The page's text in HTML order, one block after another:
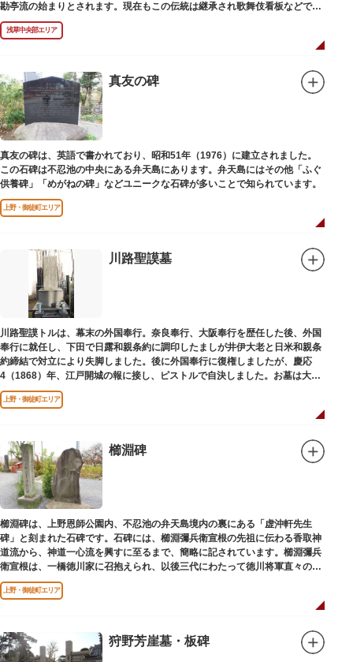
勘亭流の始まりとされます。現在もこの伝統は継承され歌舞伎看板などで使
われています。 お墓は清光寺（せいこうじ）境内にあります。
浅草中央部エリア
真友の碑
真友の碑は、英語で書かれており、昭和51年（1976）に建立されました。
この石碑は不忍池の中央にある弁天島にあります。弁天島にはその他「ふぐ
供養碑」「めがねの碑」などユニークな石碑が多いことで知られています。
上野・御徒町エリア
川路聖謨墓
川路聖謨トルは、幕末の外国奉行。奈良奉行、大阪奉行を歴任した後、外国
奉行に就任し、下田で日露和親条約に調印したましが井伊大老と日米和親条
約締結で対立により失脚しました。後に外国奉行に復権しましたが、慶応
4（1868）年、江戸開城の報に接し、ピストルで自決しました。お墓は大正
寺（たいしょうじ）にあります。
上野・御徒町エリア
櫛淵碑
櫛淵碑は、上野恩師公園内、不忍池の弁天島境内の裏にある「虚沖軒先生
碑」と刻まれた石碑です。石碑には、櫛淵彌兵衛宣根の先祖に伝わる香取神
道流から、神道一心流を興すに至るまで、簡略に記されています。櫛淵彌兵
衛宣根は、一橋徳川家に召抱えられ、以後三代にわたって徳川将軍直々の護
衛役として仕えました。
上野・御徒町エリア
狩野芳崖墓・板碑